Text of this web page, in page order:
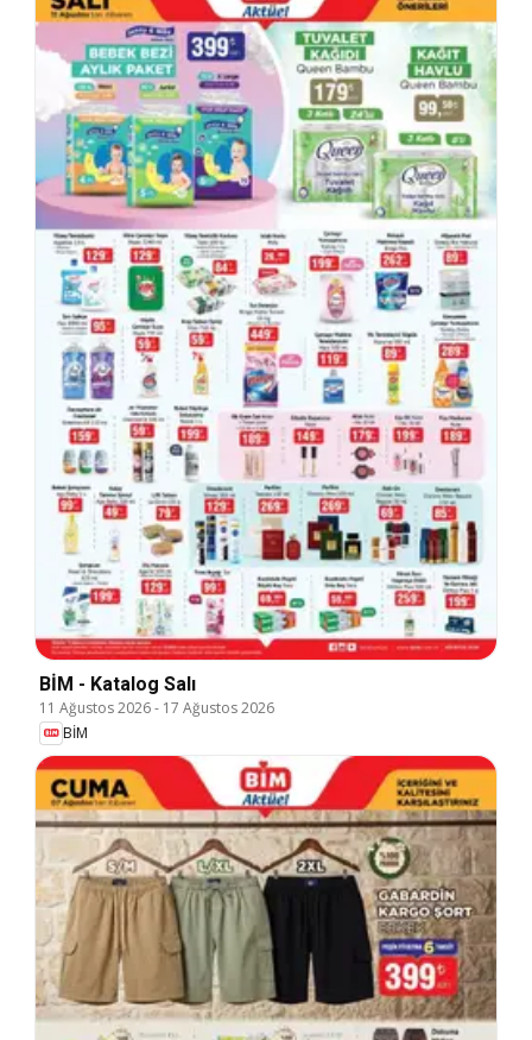
BİM - Katalog Salı
11 Ağustos 2026- 17 Ağustos 2026
BİM